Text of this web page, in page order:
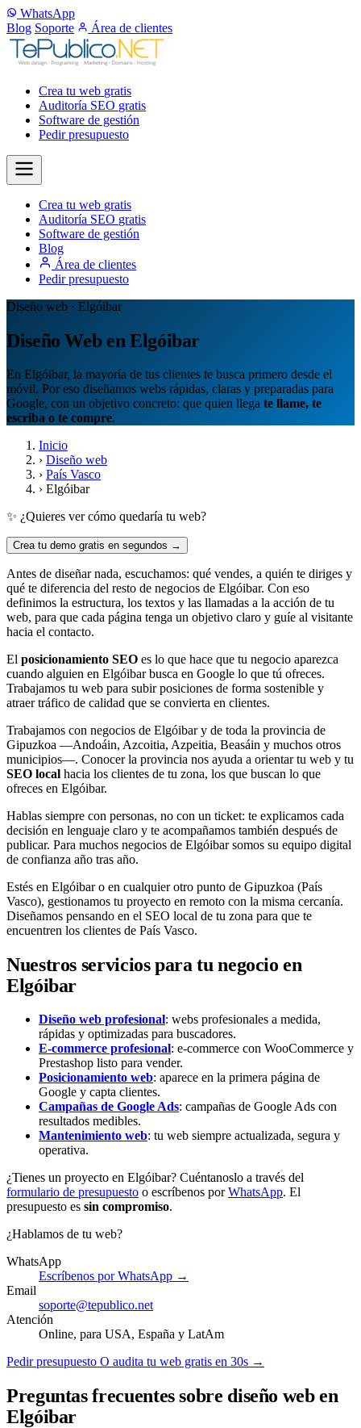
WhatsApp
Blog Soporte Área de clientes
Crea tu web gratis
Auditoría SEO gratis
Software de gestión
Pedir presupuesto
Crea tu web gratis
Auditoría SEO gratis
Software de gestión
Blog
Área de clientes
Pedir presupuesto
Diseño web · Elgóibar
Diseño Web en Elgóibar
En Elgóibar, la mayoría de tus clientes te busca primero desde el
móvil. Por eso diseñamos webs rápidas, claras y preparadas para
Google, con un objetivo concreto: que quien llega te llame, te
escriba o te compre.
Inicio
› Diseño web
› País Vasco
› Elgóibar
✨ ¿Quieres ver cómo quedaría tu web?
Crea tu demo gratis en segundos →
Antes de diseñar nada, escuchamos: qué vendes, a quién te diriges y
qué te diferencia del resto de negocios de Elgóibar. Con eso
definimos la estructura, los textos y las llamadas a la acción de tu
web, para que cada página tenga un objetivo claro y guíe al visitante
hacia el contacto.
El posicionamiento SEO es lo que hace que tu negocio aparezca
cuando alguien en Elgóibar busca en Google lo que tú ofreces.
Trabajamos tu web para subir posiciones de forma sostenible y
atraer tráfico de calidad que se convierta en clientes.
Trabajamos con negocios de Elgóibar y de toda la provincia de
Gipuzkoa —Andoáin, Azcoitia, Azpeitia, Beasáin y muchos otros
municipios—. Conocer la provincia nos ayuda a orientar tu web y tu
SEO local hacia los clientes de tu zona, los que buscan lo que
ofreces en Elgóibar.
Hablas siempre con personas, no con un ticket: te explicamos cada
decisión en lenguaje claro y te acompañamos también después de
publicar. Para muchos negocios de Elgóibar somos su equipo digital
de confianza año tras año.
Estés en Elgóibar o en cualquier otro punto de Gipuzkoa (País
Vasco), gestionamos tu proyecto en remoto con la misma cercanía.
Diseñamos pensando en el SEO local de tu zona para que te
encuentren los clientes de País Vasco.
Nuestros servicios para tu negocio en
Elgóibar
Diseño web profesional: webs profesionales a medida,
rápidas y optimizadas para buscadores.
E-commerce profesional: e-commerce con WooCommerce y
Prestashop listo para vender.
Posicionamiento web: aparece en la primera página de
Google y capta clientes.
Campañas de Google Ads: campañas de Google Ads con
resultados medibles.
Mantenimiento web: tu web siempre actualizada, segura y
operativa.
¿Tienes un proyecto en Elgóibar? Cuéntanoslo a través del
formulario de presupuesto o escríbenos porWhatsApp. El
presupuesto es sin compromiso.
¿Hablamos de tu web?
WhatsApp
Escríbenos por WhatsApp →
Email
soporte@tepublico.net
Atención
Online, para USA, España y LatAm
Pedir presupuesto O audita tu web gratis en 30s →
Preguntas frecuentes sobre diseño web en
Elgóibar